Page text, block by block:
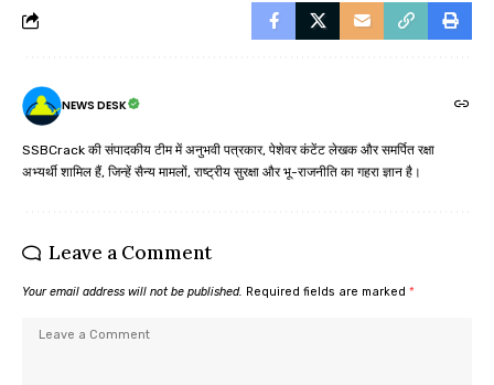
NEWS DESK
SSBCrack की संपादकीय टीम में अनुभवी पत्रकार, पेशेवर कंटेंट लेखक और समर्पित रक्षा
अभ्यर्थी शामिल हैं, जिन्हें सैन्य मामलों, राष्ट्रीय सुरक्षा और भू-राजनीति का गहरा ज्ञान है।
Leave a Comment
Your email address will not be published. Required fields are marked *